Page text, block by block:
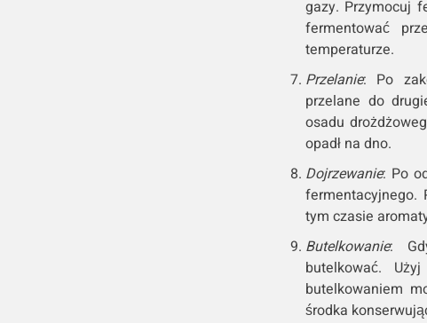
gazy. Przymocuj
fermentować
temperaturze.
Przelanie: Po
przelane do
osadu
opadł na dno.
Dojrzewanie: Po
fermentacyjnego.
tym czasie
Butelkowanie:
butelkować.
butelkowaniem
środka